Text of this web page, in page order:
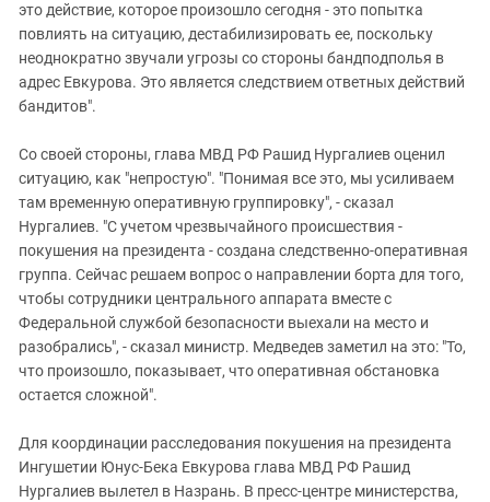
это действие, которое произошло сегодня - это попытка
повлиять на ситуацию, дестабилизировать ее, поскольку
неоднократно звучали угрозы со стороны бандподполья в
адрес Евкурова. Это является следствием ответных действий
бандитов".
Со своей стороны, глава МВД РФ Рашид Нургалиев оценил
ситуацию, как "непростую". "Понимая все это, мы усиливаем
там временную оперативную группировку", - сказал
Нургалиев. "С учетом чрезвычайного происшествия -
покушения на президента - создана следственно-оперативная
группа. Сейчас решаем вопрос о направлении борта для того,
чтобы сотрудники центрального аппарата вместе с
Федеральной службой безопасности выехали на место и
разобрались", - сказал министр. Медведев заметил на это: "То,
что произошло, показывает, что оперативная обстановка
остается сложной".
Для координации расследования покушения на президента
Ингушетии Юнус-Бека Евкурова глава МВД РФ Рашид
Нургалиев вылетел в Назрань. В пресс-центре министерства,